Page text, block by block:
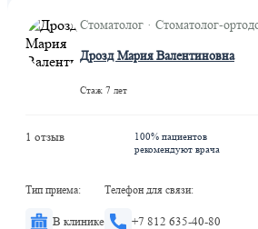
Стоматолог · Стоматолог-
Дрозд Мария Валентиновна
Стаж 7 лет
1 отзыв
100% пациентов
рекомендуют врача
Тип приема:
В клинике
Телефон для связи:
+7 812 635-40-80